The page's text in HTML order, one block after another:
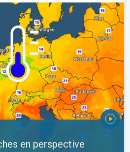
perspective. Europe occidentale. . .
en perspective